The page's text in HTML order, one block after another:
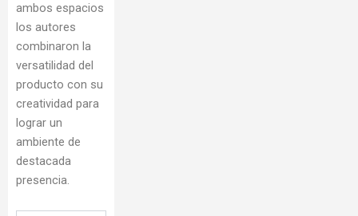
ambos espacios
los autores
combinaron la
versatilidad del
producto con su
creatividad para
lograr un
ambiente de
destacada
presencia.